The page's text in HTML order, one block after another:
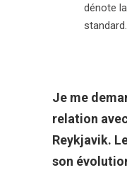
dénote
standard.
Je me
relation
Reykjavik.
son